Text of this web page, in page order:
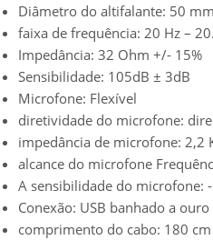
Diâmetro do altifalante: 50 mm
faixa de frequência: 20 Hz –
Impedância: 32 Ohm +/- 15%
Sensibilidade: 105dB ± 3dB
Microfone: Flexível
diretividade do microfone:
impedância de microfone: 2,2
alcance do microfone
A sensibilidade do microfone:
Conexão: USB banhado a ouro
comprimento do cabo: 180 cm